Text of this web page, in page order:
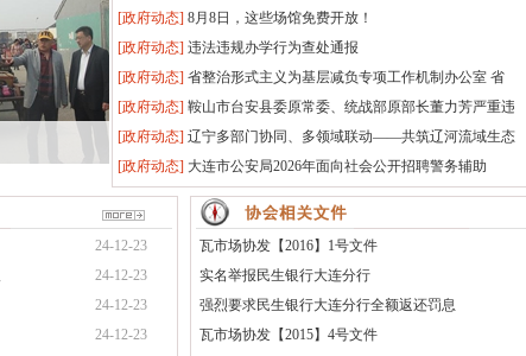
[政府动态] 8月8日，这些场馆免费开放！
[政府动态] 违法违规办学行为查处通报
[政府动态] 省整治形式主义为基层减负专项工作机制办公室 省
[政府动态] 鞍山市台安县委原常委、统战部原部长董力芳严重违
[政府动态] 辽宁多部门协同、多领域联动——共筑辽河流域生态
[政府动态] 大连市公安局2026年面向社会公开招聘警务辅助
24-12-23
24-12-23
24-12-23
24-12-23
瓦市场协发【2016】1号文件
实名举报民生银行大连分行
强烈要求民生银行大连分行全额返还罚息
瓦市场协发【2015】4号文件